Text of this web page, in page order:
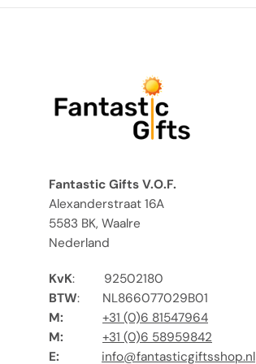
Fantastic Gifts V.O.F.
Alexanderstraat 16A
5583 BK, Waalre
Nederland
KvK:
92502180
BTW:
NL866077029B01
M: +31 (0)6 81547964
M: +31 (0)6 58959842
E: info@fantasticgiftsshop.nl